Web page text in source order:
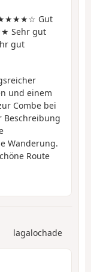
Gut
Sehr gut
gut
und einem
Combe bei
Beschreibung
Wanderung.
Route
lagalochade